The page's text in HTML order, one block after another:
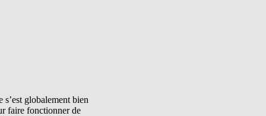
globalement bien
faire fonctionner de